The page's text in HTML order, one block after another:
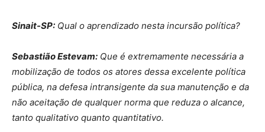
Sinait-SP: Qual o aprendizado nesta incursão política?
Sebastião Estevam: Que é extremamente necessária a
mobilização de todos os atores dessa excelente política
pública, na defesa intransigente da sua manutenção e da
não aceitação de qualquer norma que reduza o alcance,
tanto qualitativo quanto quantitativo.